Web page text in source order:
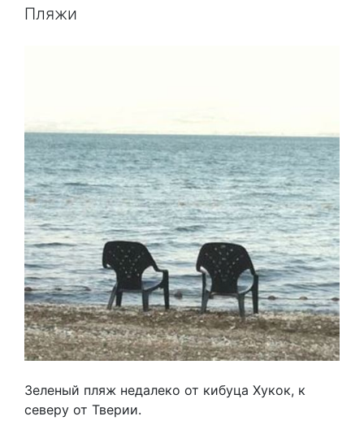
Пляжи
Зеленый пляж недалеко от кибуца Хукок, к
северу от Тверии.